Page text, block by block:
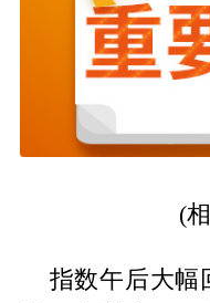
(
指数午后大幅